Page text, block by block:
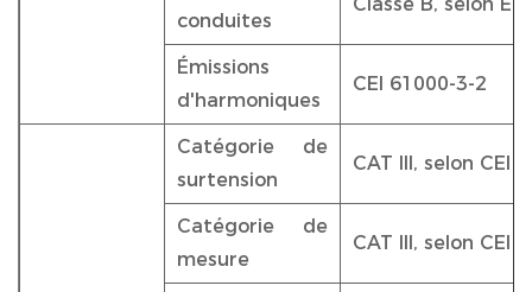
conduites
Émissions
d'harmoniques
CEI 61000-3-2
Catégorie de
surtension
CAT III, selon CEI
Catégorie de
mesure
CAT III, selon CEI